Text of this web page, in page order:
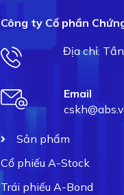
Công ty Cổ phần
Địa chỉ:
Email
Sản phẩm
Cổ phiếu A-Stock
Trái phiếu A-Bond